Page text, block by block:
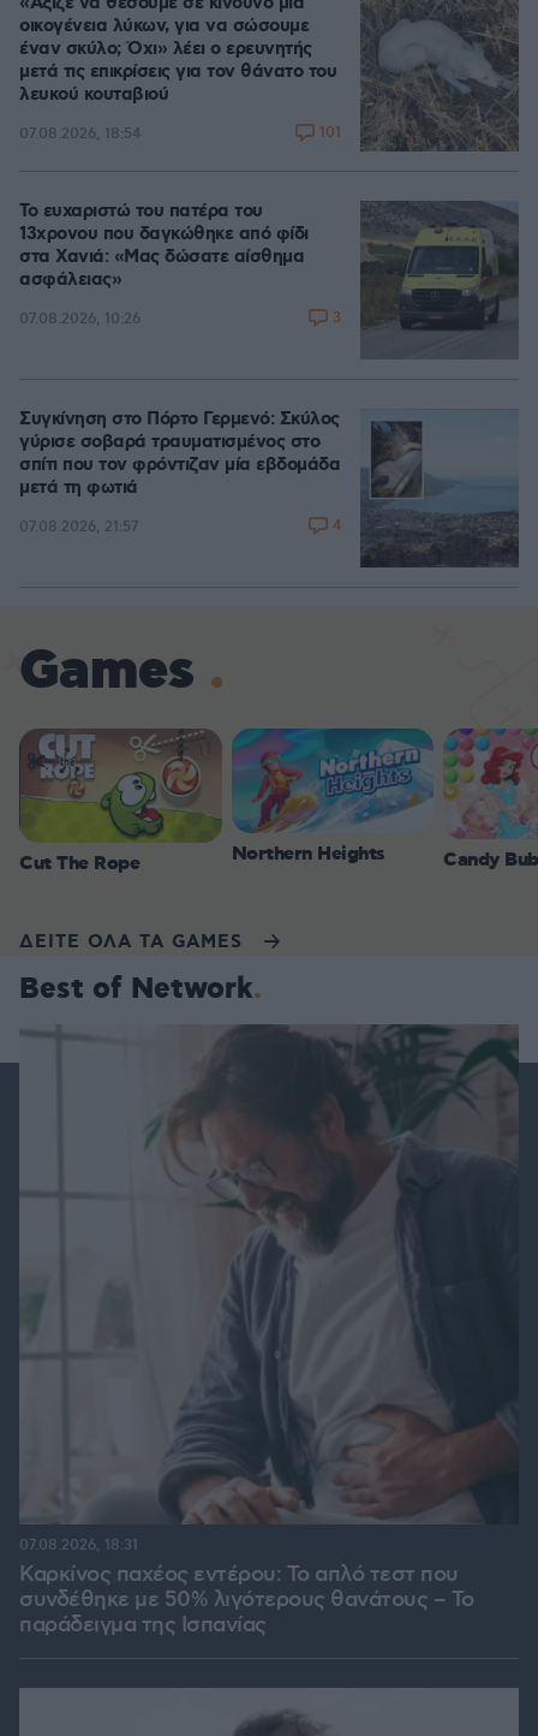
οικογένεια λύκων, για να σώσουμε
έναν σκύλο; Όχι» λέει ο ερευνητής
μετά τις επικρίσεις για τον θάνατο του
λευκού κουταβιού
07.08.2026, 18:54 101
Το ευχαριστώ του πατέρα του
13χρονου που δαγκώθηκε από φίδι
στα Χανιά: «Μας δώσατε αίσθημα
ασφάλειας»
07.08.2026, 10:26 3
Συγκίνηση στο Πόρτο Γερμενό: Σκύλος
γύρισε σοβαρά τραυματισμένος στο
σπίτι που τον φρόντιζαν μία εβδομάδα
μετά τη φωτιά
07.08.2026, 21:57 4
Games
Cut The Rope Northern Heights Candy
ΔΕΙΤΕ ΟΛΑ ΤΑ GAMES
Best of Network
Καρκίνος παχέος εντέρου: Το απλό τεστ που
συνδέθηκε με 50% λιγότερους θανάτους – Το
παράδειγμα της Ισπανίας
07.08.2026, 18:31